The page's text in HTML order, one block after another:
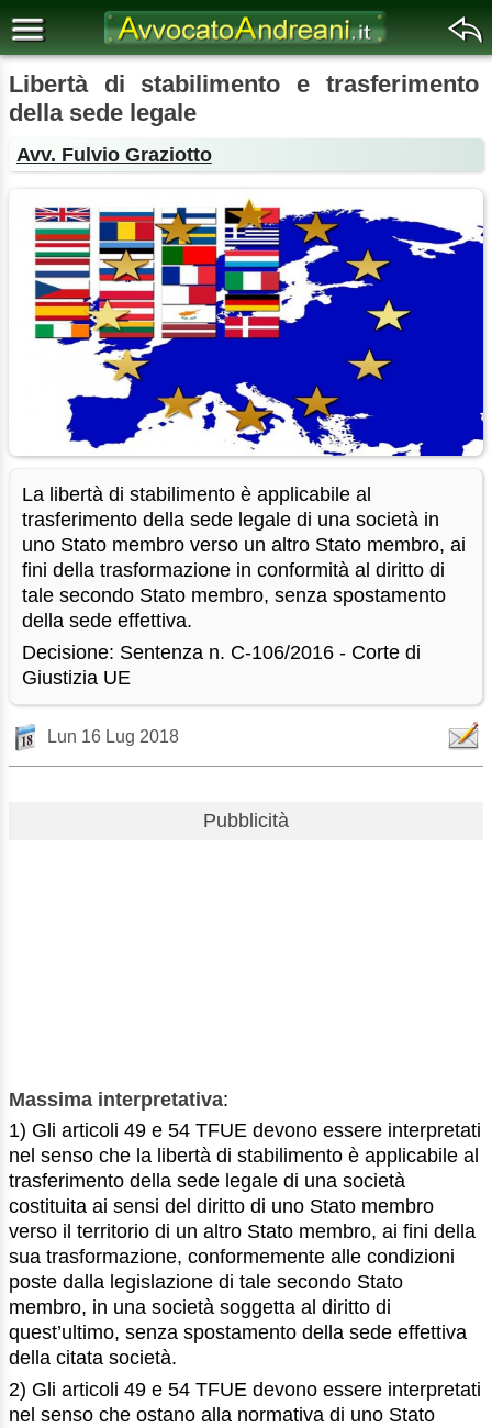
Libertà di stabilimento e trasferimento
della sede legale
Avv. Fulvio Graziotto
La libertà di stabilimento è applicabile al
trasferimento della sede legale di una società in
uno Stato membro verso un altro Stato membro, ai
fini della trasformazione in conformità al diritto di
tale secondo Stato membro, senza spostamento
della sede effettiva.
Decisione: Sentenza n. C-106/2016 - Corte di
Giustizia UE
Lun 16 Lug 2018
Pubblicità
Massima interpretativa:
1) Gli articoli 49 e 54 TFUE devono essere interpretati
nel senso che la libertà di stabilimento è applicabile al
trasferimento della sede legale di una società
costituita ai sensi del diritto di uno Stato membro
verso il territorio di un altro Stato membro, ai fini della
sua trasformazione, conformemente alle condizioni
poste dalla legislazione di tale secondo Stato
membro, in una società soggetta al diritto di
quest’ultimo, senza spostamento della sede effettiva
della citata società.
2) Gli articoli 49 e 54 TFUE devono essere interpretati
nel senso che ostano alla normativa di uno Stato